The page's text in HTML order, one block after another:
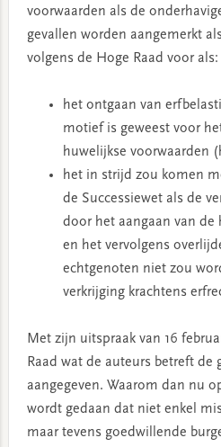
voorwaarden als de
gevallen worden aangemerkt
volgens de Hoge Raad voor als:
het ontgaan van
motief is geweest voor
huwelijkse voorwaarden
het in strijd zou komen
de Successiewet als de
door het aangaan van de
en het vervolgens
echtgenoten niet zou
verkrijging krachtens
Met zijn uitspraak van 16
Raad wat de auteurs betreft de
aangegeven. Waarom dan nu
wordt gedaan dat niet enkel
maar tevens goedwillende